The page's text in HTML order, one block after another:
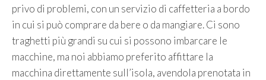
privo di problemi, con un servizio di caffetteria a bordo
in cui si può comprare da bere o da mangiare. Ci sono
traghetti più grandi su cui si possono imbarcare le
macchine, ma noi abbiamo preferito affittare la
macchina direttamente sull’isola, avendola prenotata in